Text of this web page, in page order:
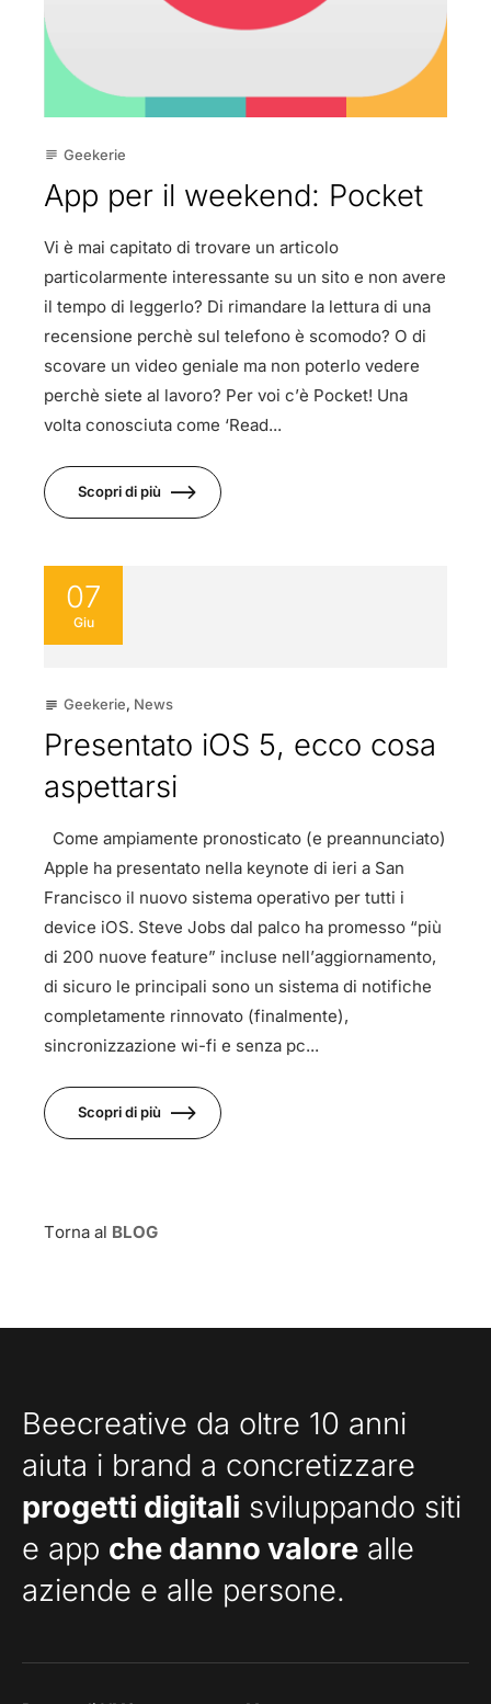
subject Geekerie
App per il weekend: Pocket
Vi è mai capitato di trovare un articolo
particolarmente interessante su un sito e non avere
il tempo di leggerlo? Di rimandare la lettura di una
recensione perchè sul telefono è scomodo? O di
scovare un video geniale ma non poterlo vedere
perchè siete al lavoro? Per voi c’è Pocket! Una
volta conosciuta come ‘Read...
Scopri di più
07
Giu
subject Geekerie, News
Presentato iOS 5, ecco cosa
aspettarsi
Come ampiamente pronosticato (e preannunciato)
Apple ha presentato nella keynote di ieri a San
Francisco il nuovo sistema operativo per tutti i
device iOS. Steve Jobs dal palco ha promesso “più
di 200 nuove feature” incluse nell’aggiornamento,
di sicuro le principali sono un sistema di notifiche
completamente rinnovato (finalmente),
sincronizzazione wi-fi e senza pc...
Scopri di più
Torna al BLOG
Beecreative da oltre 10 anni
aiuta i brand a concretizzare
progetti digitali sviluppando siti
e app che danno valore alle
aziende e alle persone.